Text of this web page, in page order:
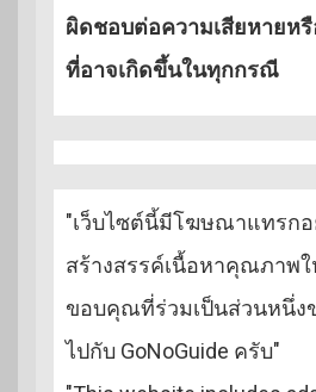
ผิดชอบต่อความเสียหายห
ที่อาจเกิดขึ้นในทุกกรณี
"เว็บไซต์นี้มีโฆษณาแทรกอ
สร้างสรรค์เนื้อหาคุณภาพ
ขอบคุณที่ร่วมเป็นส่วนหนึ่ง
ไปกับ GoNoGuide ครับ"